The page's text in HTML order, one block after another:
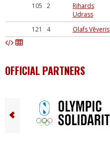
105 2
Rihards
Udrass
121 4 Olafs Vēveris
OFFICIAL PARTNERS